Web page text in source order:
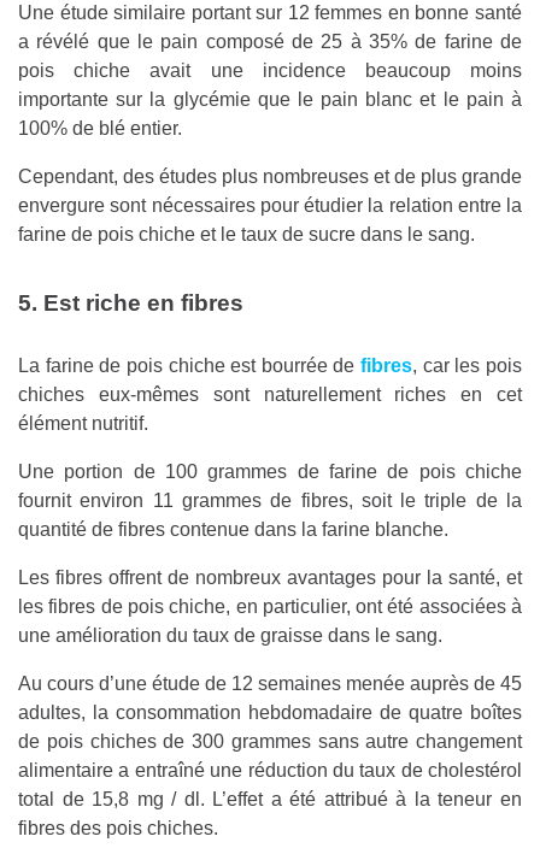
Une étude similaire portant sur 12 femmes en bonne santé
a révélé que le pain composé de 25 à 35% de farine de
pois chiche avait une incidence beaucoup moins
importante sur la glycémie que le pain blanc et le pain à
100% de blé entier.
Cependant, des études plus nombreuses et de plus grande
envergure sont nécessaires pour étudier la relation entre la
farine de pois chiche et le taux de sucre dans le sang.
5. Est riche en fibres
La farine de pois chiche est bourrée defibres, car les pois
chiches eux-mêmes sont naturellement riches en cet
élément nutritif.
Une portion de 100 grammes de farine de pois chiche
fournit environ 11 grammes de fibres, soit le triple de la
quantité de fibres contenue dans la farine blanche.
Les fibres offrent de nombreux avantages pour la santé, et
les fibres de pois chiche, en particulier, ont été associées à
une amélioration du taux de graisse dans le sang.
Au cours d’une étude de 12 semaines menée auprès de 45
adultes, la consommation hebdomadaire de quatre boîtes
de pois chiches de 300 grammes sans autre changement
alimentaire a entraîné une réduction du taux de cholestérol
total de 15,8 mg / dl. L’effet a été attribué à la teneur en
fibres des pois chiches.